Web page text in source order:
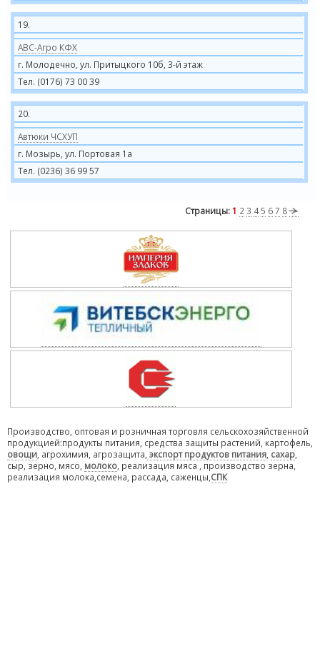
19.
АВС-Агро КФХ
г. Молодечно, ул. Притыцкого 10б, 3-й этаж
Тел. (0176) 73 00 39
20.
Автюки ЧСХУП
г. Мозырь, ул. Портовая 1а
Тел. (0236) 36 99 57
Страницы: 1 2 3 45 67 8
Производство, оптовая и розничная торговля сельскохозяйственной
продукцией:продукты питания, средства защиты растений, картофель,
овощи , агрохимия, агрозащита, экспорт продуктов питания сахар
сыр, зерно, мясо, молоко , реализация мяса , производство зерна,
реализация молока,семена, рассада, саженцы, СПК